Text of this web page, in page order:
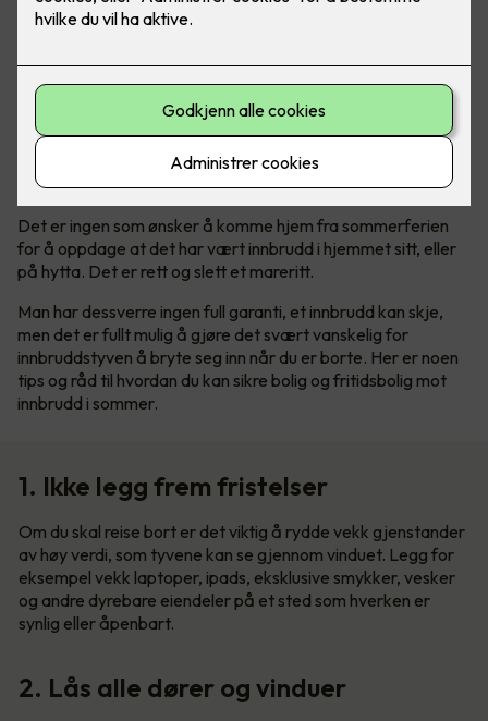
Det er ingen tvil om at det har vært en stor økning av
antall innbrudd de siste årene, både i bolig og hytter.
Politiet anbefaler tiltak før man reiser på ferie.
Mange innbrudd om sommeren
Det er ingen som ønsker å komme hjem fra sommerferien
for å oppdage at det har vært innbrudd i hjemmet sitt, eller
på hytta. Det er rett og slett et mareritt.
Man har dessverre ingen full garanti, et innbrudd kan skje,
men det er fullt mulig å gjøre det svært vanskelig for
innbruddstyven å bryte seg inn når du er borte. Her er noen
tips og råd til hvordan du kan sikre bolig og fritidsbolig mot
innbrudd i sommer.
1. Ikke legg frem fristelser
Om du skal reise bort er det viktig å rydde vekk gjenstander
av høy verdi, som tyvene kan se gjennom vinduet. Legg for
eksempel vekk laptoper, ipads, eksklusive smykker, vesker
og andre dyrebare eiendeler på et sted som hverken er
synlig eller åpenbart.
2. Lås alle dører og vinduer